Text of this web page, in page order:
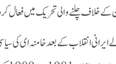
خلاف چلنے والی تحریک میں فعال
والے ایرانی انقلاب کے بعد خامنہ ای